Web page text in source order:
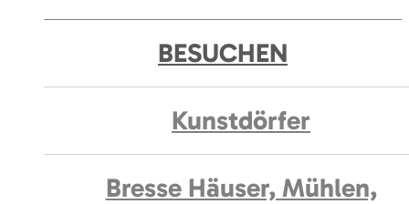
BESUCHEN
Kunstdörfer
Bresse Häuser, Mühlen,